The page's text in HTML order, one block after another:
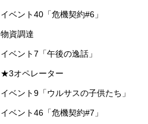
イベント40「危機契約#6」
物資調達
イベント7「午後の逸話」
★3オペレーター
イベント9「ウルサスの子供たち」
イベント46「危機契約#7」